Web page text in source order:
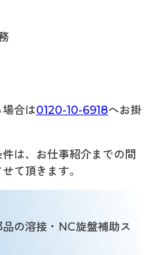
合は0120-10-6918へお掛
は、お仕事紹介までの間
て頂きます。
の溶接・NC旋盤補助ス